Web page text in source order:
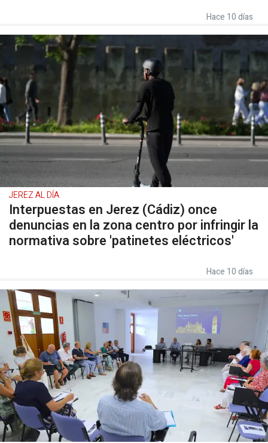
Hace 10 días
JEREZ AL DÍA
Interpuestas en Jerez (Cádiz) once
denuncias en la zona centro por infringir la
normativa sobre 'patinetes eléctricos'
Hace 10 días